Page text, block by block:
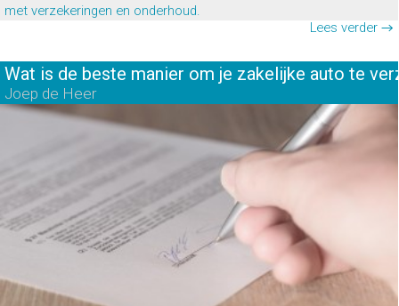
met verzekeringen en onderhoud.
Lees verder →
Wat is de beste manier om je zakelijke auto te
Joep de Heer